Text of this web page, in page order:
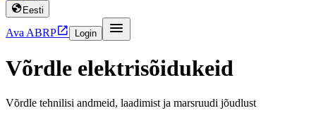
 Eesti
Ava ABRP Login 
Võrdle elektrisõidukeid
Võrdle tehnilisi andmeid, laadimist ja marsruudi jõudlust